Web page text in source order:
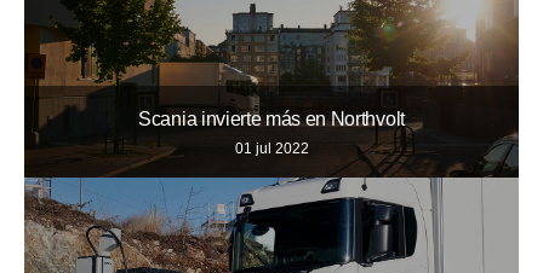
Scania invierte más en Northvolt
01 jul 2022